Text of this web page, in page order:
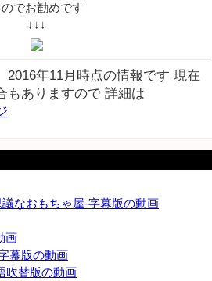
でお勧めです
↓↓↓
年11月時点の情報です 現在
もありますので 詳細は
なおもちゃ屋-字幕版の動画
画
幕版の動画
吹替版の動画